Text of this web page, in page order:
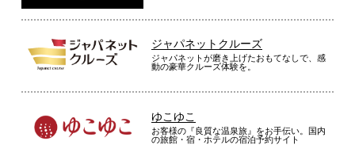
ジャパネットクルーズ
ジャパネットが磨き上げたおもてなしで、感
動の豪華クルーズ体験を。
ゆこゆこ
お客様の『良質な温泉旅』をお手伝い。国内
の旅館・宿・ホテルの宿泊予約サイト